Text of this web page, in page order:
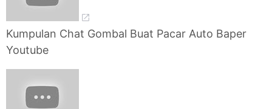
Kumpulan Chat Gombal Buat Pacar Auto Baper
Youtube